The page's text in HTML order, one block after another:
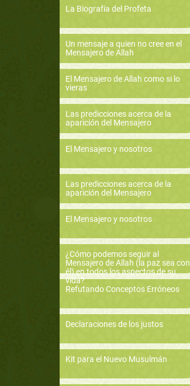
La Biografía del Profeta
Un mensaje a quien no cree en el
Mensajero de Allah
El Mensajero de Allah como si lo
vieras
Las predicciones acerca de la
aparición del Mensajero
El Mensajero y nosotros
Las predicciones acerca de la
aparición del Mensajero
El Mensajero y nosotros
¿Cómo podemos seguir al
Mensajero de Allah (la paz sea con
él) en todos los aspectos de su
vida?
Refutando Conceptos Erróneos
Declaraciones de los justos
Kit para el Nuevo Musulmán